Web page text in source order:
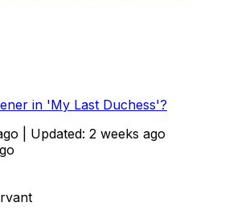
in 'My Last Duchess'?
| Updated: 2 weeks ago